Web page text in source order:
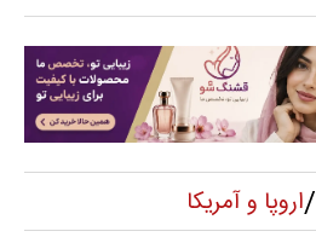
/اروپا و آمریکا